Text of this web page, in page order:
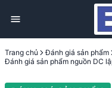
Trang chủ
Đánh giá sản phẩm